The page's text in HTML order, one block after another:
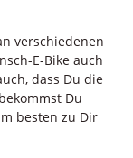
verschiedenen
E-Bike auch
dass Du die
Du
besten zu Dir